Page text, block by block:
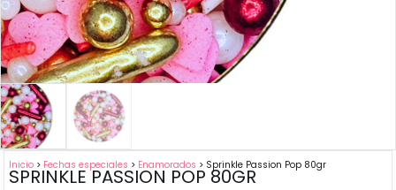
Inicio > Fechas especiales > Enamorados > Sprinkle Passion Pop 80gr
SPRINKLE PASSION POP 80GR